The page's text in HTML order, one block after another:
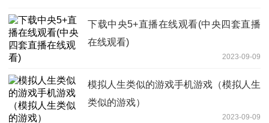
下载中央5+直播在线观看(中央四套直播
在线观看)
2023-09-09
模拟人生类似的游戏手机游戏（模拟人生
类似的游戏）
2023-09-09